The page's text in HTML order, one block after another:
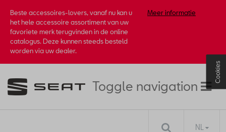
Beste accessoires-lovers, vanaf nu kan u
het hele accessoire assortiment van uw
favoriete merk terugvinden in de online
catalogus. Deze kunnen steeds besteld
worden via uw dealer.
Meer informatie
Toggle navigation
NL
Cookies